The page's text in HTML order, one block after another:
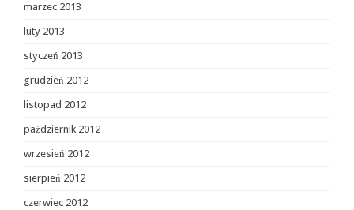
marzec 2013
luty 2013
styczeń 2013
grudzień 2012
listopad 2012
październik 2012
wrzesień 2012
sierpień 2012
czerwiec 2012